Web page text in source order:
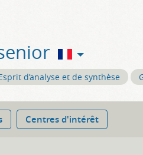
d’analyse et de synthèse
Centres d'intérêt